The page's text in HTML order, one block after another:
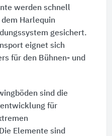
werden schnell
Harlequin
gesichert.
eignet sich
für den Bühnen- und
sind die
für
Elemente sind